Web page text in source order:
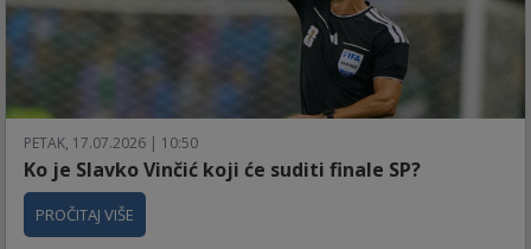
PETAK, 17.07.2026 | 10:50
Ko je Slavko Vinčić koji će suditi finale SP?
PROČITAJ VIŠE